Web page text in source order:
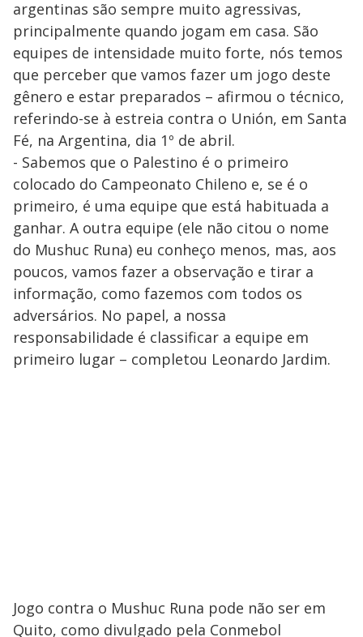
argentinas são sempre muito agressivas,
principalmente quando jogam em casa. São
equipes de intensidade muito forte, nós temos
que perceber que vamos fazer um jogo deste
gênero e estar preparados – afirmou o técnico,
referindo-se à estreia contra o Unión, em Santa
Fé, na Argentina, dia 1º de abril.
- Sabemos que o Palestino é o primeiro
colocado do Campeonato Chileno e, se é o
primeiro, é uma equipe que está habituada a
ganhar. A outra equipe (ele não citou o nome
do Mushuc Runa) eu conheço menos, mas, aos
poucos, vamos fazer a observação e tirar a
informação, como fazemos com todos os
adversários. No papel, a nossa
responsabilidade é classificar a equipe em
primeiro lugar – completou Leonardo Jardim.
Jogo contra o Mushuc Runa pode não ser em
Quito, como divulgado pela Conmebol